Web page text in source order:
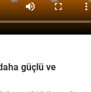
güçlü ve